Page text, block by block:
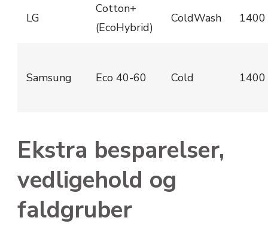
LG
Cotton+
(EcoHybrid)
ColdWash 1400
Samsung Eco 40-60 Cold 1400
Ekstra besparelser,
vedligehold og
faldgruber